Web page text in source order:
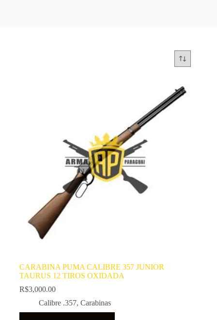
CARABINA PUMA CALIBRE 357 JUNIOR
TAURUS 12 TIROS OXIDADA
R$3,000.00
Calibre .357, Carabinas